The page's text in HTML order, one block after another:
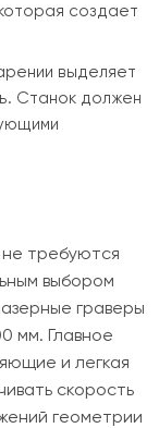
создает
выделяет
Станок должен
требуются
выбором
граверы
мм. Главное
и легкая
скорость
геометрии